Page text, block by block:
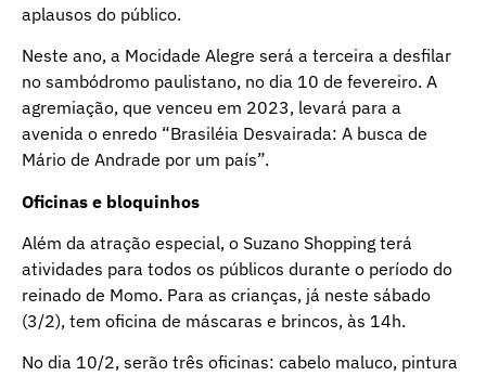
aplausos do público.
Neste ano, a Mocidade Alegre será a terceira a desfilar
no sambódromo paulistano, no dia 10 de fevereiro. A
agremiação, que venceu em 2023, levará para a
avenida o enredo “Brasiléia Desvairada: A busca de
Mário de Andrade por um país”.
Oficinas e bloquinhos
Além da atração especial, o Suzano Shopping terá
atividades para todos os públicos durante o período do
reinado de Momo. Para as crianças, já neste sábado
(3/2), tem oficina de máscaras e brincos, às 14h.
No dia 10/2, serão três oficinas: cabelo maluco, pintura